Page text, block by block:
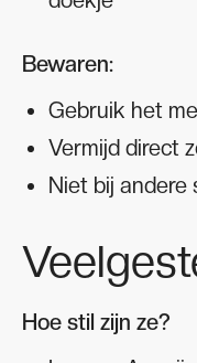
Bewaren:
Gebruik het
Vermijd direct
Niet bij andere
Hoe stil zijn ze?